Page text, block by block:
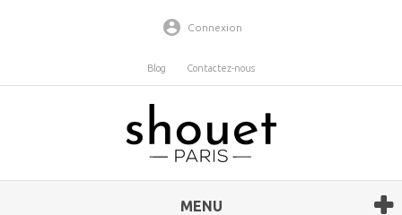
Connexion
Blog Contactez-nous
MENU